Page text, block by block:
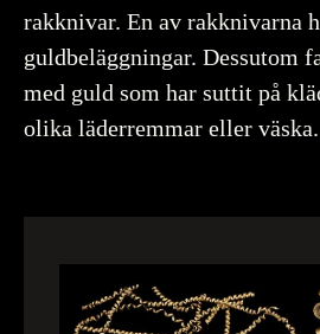
rakknivar. En av rakknivarna
guldbeläggningar. Dessutom
med guld som har suttit på
olika läderremmar eller väska.